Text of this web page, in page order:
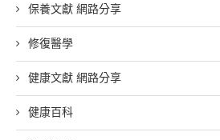
保養文獻 網路分享
修復醫學
健康文獻 網路分享
健康百科